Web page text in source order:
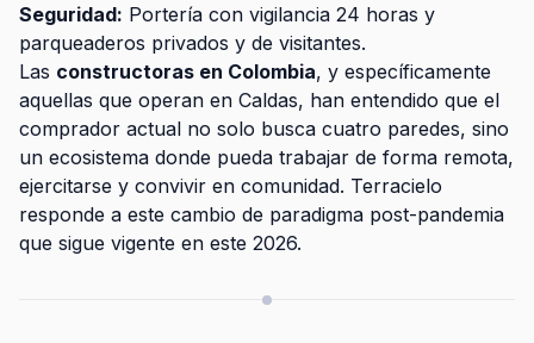
Seguridad: Portería con vigilancia 24 horas y
parqueaderos privados y de visitantes.
Las constructoras en Colombia, y específicamente
aquellas que operan en Caldas, han entendido que el
comprador actual no solo busca cuatro paredes, sino
un ecosistema donde pueda trabajar de forma remota,
ejercitarse y convivir en comunidad. Terracielo
responde a este cambio de paradigma post-pandemia
que sigue vigente en este 2026.